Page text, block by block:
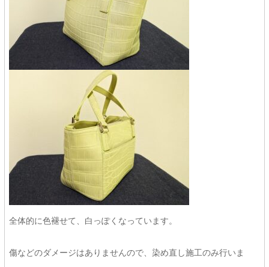
全体的に色褪せて、白っぽくなっています。
傷などのダメージはありませんので、染め直し施工のみ行いま